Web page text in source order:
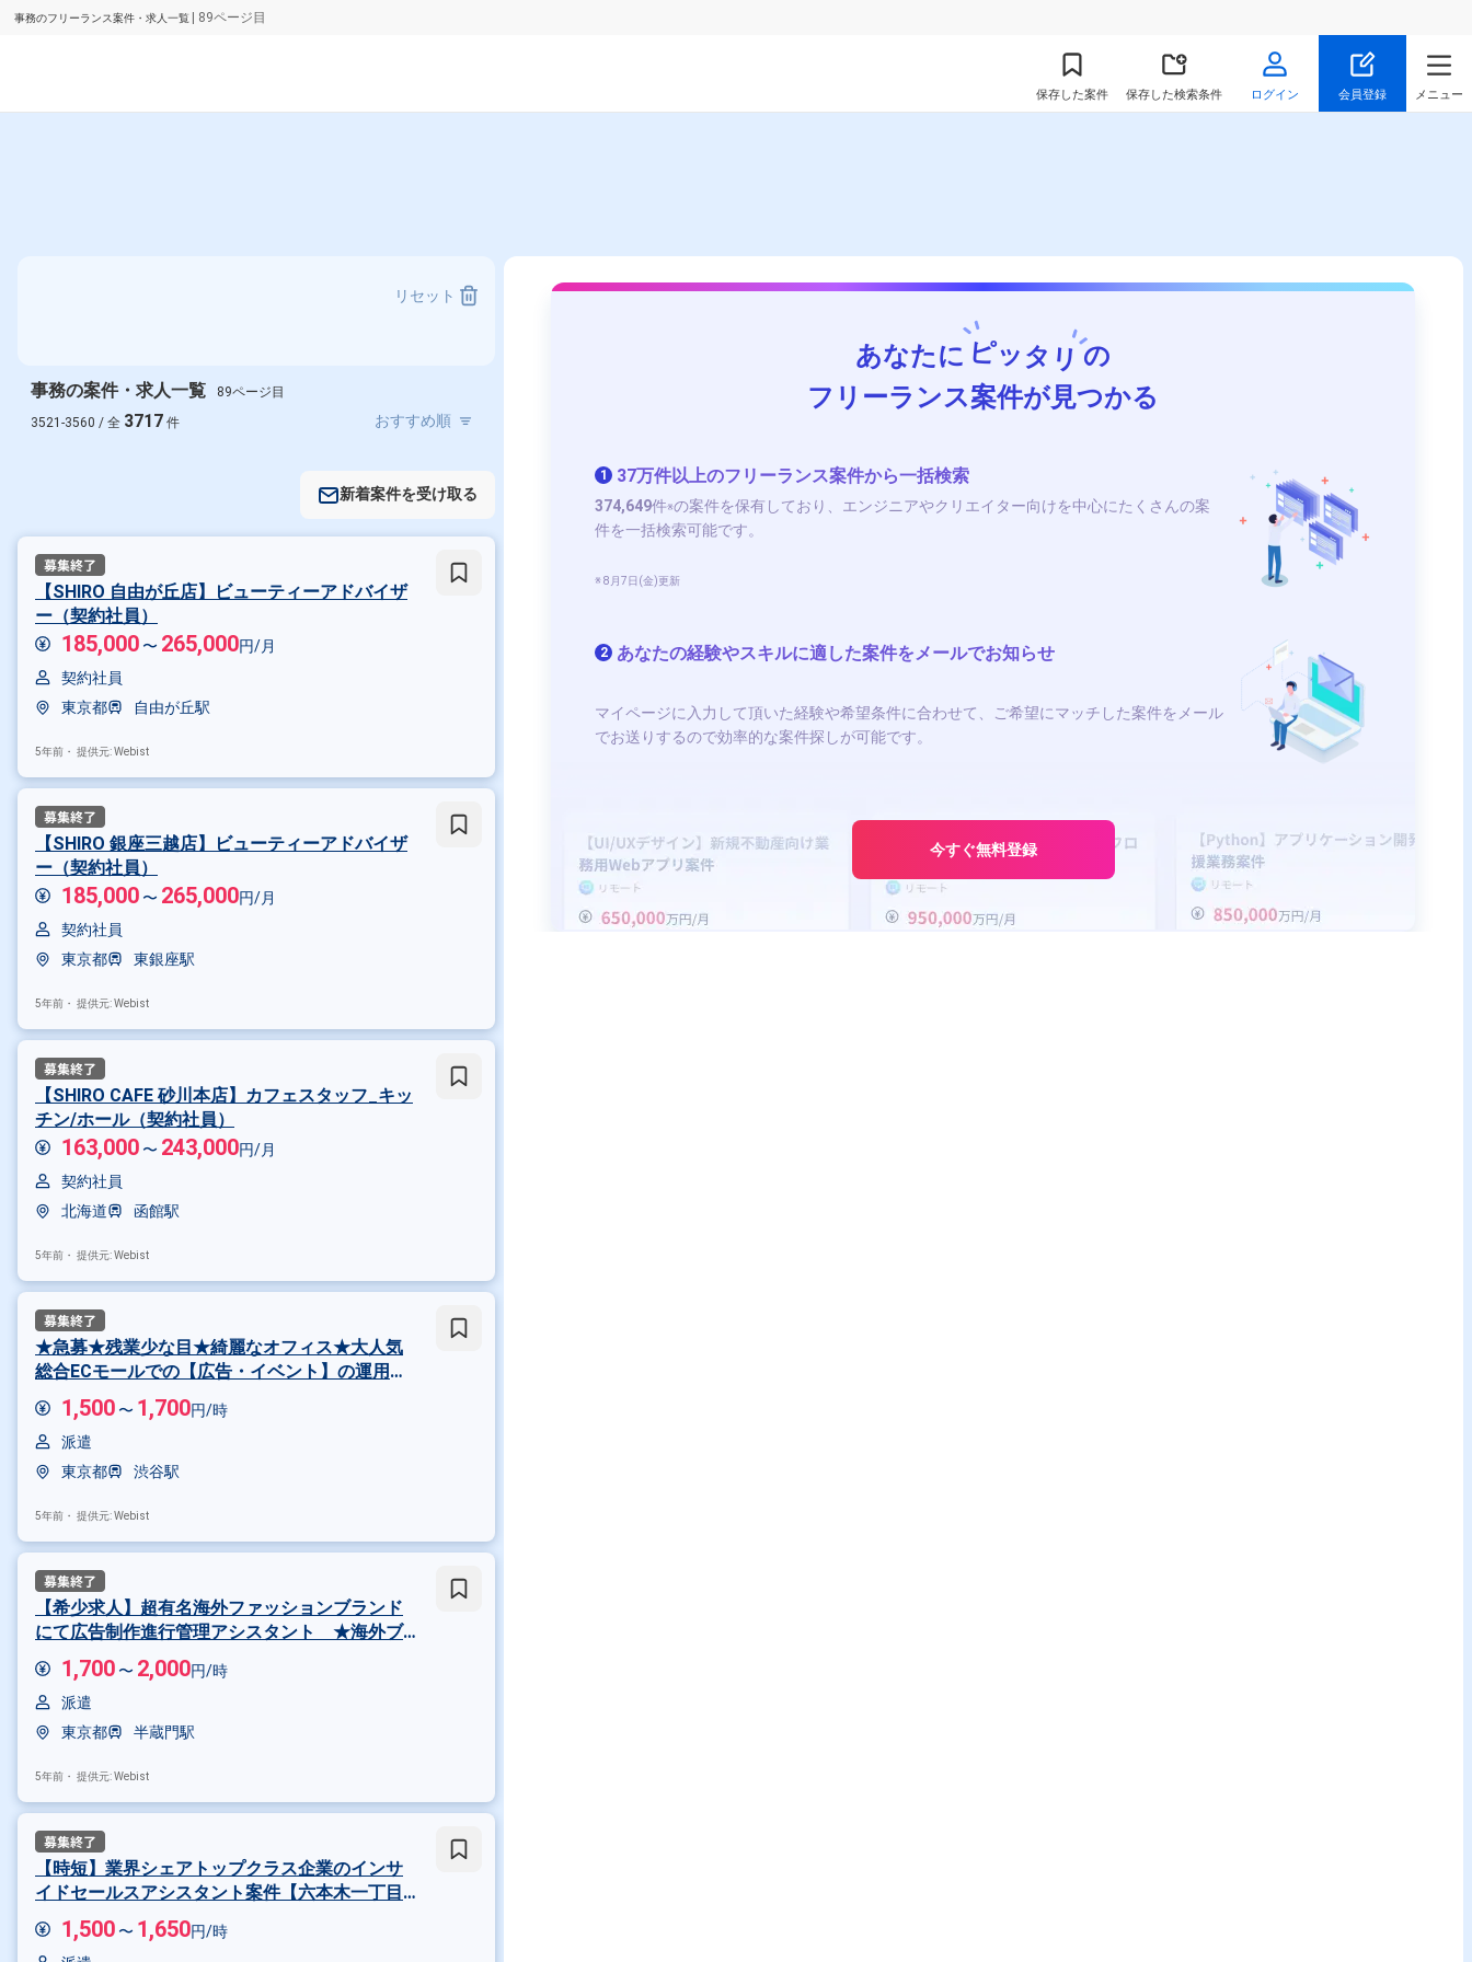
事務のフリーランス案件・求人一覧 | 89ページ目
保存した案件 保存した検索条件 ログイン 会員登録 メニュー
リセット
事務の案件・求人一覧
89ページ目
3521-3560 / 全 3717 件
新着案件を受け取る
【SHIRO 自由が丘店】ビューティーアドバイザ
ー（契約社員）
185,000 〜 265,000円/月
契約社員
東京都
自由が丘駅
5年前・ 提供元: Webist
【SHIRO 銀座三越店】ビューティーアドバイザ
ー（契約社員）
185,000 〜 265,000円/月
契約社員
東京都
東銀座駅
5年前・ 提供元: Webist
【SHIRO CAFE 砂川本店】カフェスタッフ_キッ
チン/ホール（契約社員）
163,000 〜 243,000円/月
契約社員
北海道
函館駅
5年前・ 提供元: Webist
★急募★残業少な目★綺麗なオフィス★大人気
総合ECモールでの【広告・イベント】の運用サ
ポート業務をお任せします！＠渋谷駅
1,500 〜 1,700円/時
派遣
東京都
渋谷駅
5年前・ 提供元: Webist
【希少求人】超有名海外ファッションブランド
にて広告制作進行管理アシスタント ★海外ブ
ランドに関われます！ ★時給1,700円～ ★経
験者優遇！
1,700 〜 2,000円/時
派遣
東京都
半蔵門駅
5年前・ 提供元: Webist
【時短】業界シェアトップクラス企業のインサ
イドセールスアシスタント案件【六本木一丁目
駅直結】
1,500 〜 1,650円/時
あなたに ピッタリの
フリーランス案件が見つかる
1 37万件以上のフリーランス案件から一括検索
374,649件※の案件を保有しており、エンジニアやクリエイター向けを中心にたくさんの案
件を一括検索可能です。
※ 8月7日(金)更新
2 あなたの経験やスキルに適した案件をメールでお知らせ
マイページに入力して頂いた経験や希望条件に合わせて、ご希望にマッチした案件をメール
でお送りするので効率的な案件探しが可能です。
今すぐ無料登録